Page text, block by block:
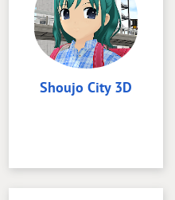
Shoujo City 3D